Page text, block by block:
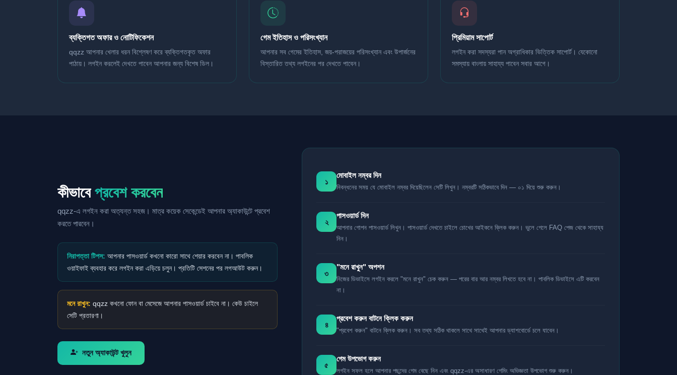
ব্যক্তিগত অফার ও নোটিফিকেশন
qqzz আপনার খেলার ধরন বিশ্লেষণ করে ব্যক্তিগতকৃত অফার
পাঠায়। লগইন করলেই দেখতে পাবেন আপনার জন্য বিশেষ ডিল।
গেম ইতিহাস ও পরিসংখ্যান
আপনার সব গেমের ইতিহাস, জয়-পরাজয়ের পরিসংখ্যান এবং উপার্জনের
বিস্তারিত তথ্য লগইনের পর দেখতে পাবেন।
প্রিমিয়াম সাপোর্ট
লগইন করা সদস্যরা পান অগ্রাধিকার ভিত্তিক সাপোর্ট। যেকোনো
সমস্যায় বাংলায় সাহায্য পাবেন সবার আগে।
কীভাবে প্রবেশ করবেন
qqzz-এ লগইন করা অত্যন্ত সহজ। মাত্র কয়েক সেকেন্ডেই আপনার অ্যাকাউন্টে প্রবেশ
করতে পারবেন।
নিরাপত্তা টিপস: আপনার পাসওয়ার্ড কখনো কারো সাথে শেয়ার করবেন না। পাবলিক
ওয়াইফাই ব্যবহার করে লগইন করা এড়িয়ে চলুন। প্রতিটি সেশনের পর লগআউট করুন।
মনে রাখুন: qqzz কখনো ফোন বা মেসেজে আপনার পাসওয়ার্ড চাইবে না। কেউ চাইলে
সেটি প্রতারণা।
নতুন অ্যাকাউন্ট খুলুন
১
মোবাইল নম্বর দিন
নিবন্ধনের সময় যে মোবাইল নম্বর দিয়েছিলেন সেটি লিখুন। নম্বরটি সঠিকভাবে দিন — ০১ দিয়ে শুরু করুন।
২
পাসওয়ার্ড দিন
আপনার গোপন পাসওয়ার্ড লিখুন। পাসওয়ার্ড দেখতে চাইলে চোখের আইকনে ক্লিক করুন। ভুলে গেলে FAQ পেজ থেকে সাহায্য
নিন।
৩
"মনে রাখুন" অপশন
নিজের ডিভাইসে লগইন করলে "মনে রাখুন" চেক করুন — পরের বার আর নম্বর লিখতে হবে না। পাবলিক ডিভাইসে এটি করবেন
না।
৪
প্রবেশ করুন বাটনে ক্লিক করুন
"প্রবেশ করুন" বাটনে ক্লিক করুন। সব তথ্য সঠিক থাকলে সাথে সাথেই আপনার ড্যাশবোর্ডে চলে যাবেন।
৫
গেম উপভোগ করুন
লগইন সফল হলে আপনার পছন্দের গেম বেছে নিন এবং qqzz-এর অসাধারণ গেমিং অভিজ্ঞতা উপভোগ শুরু করুন।